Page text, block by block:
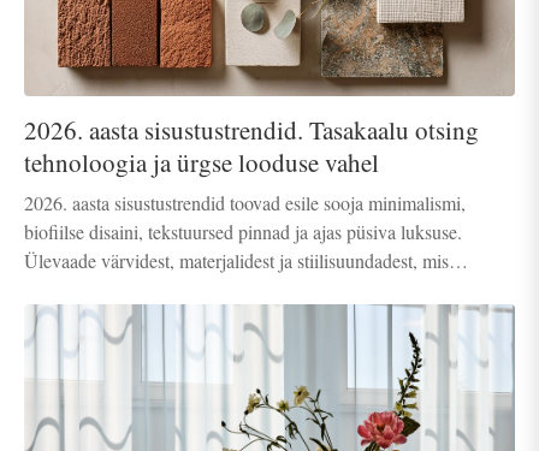
2026. aasta sisustustrendid. Tasakaalu otsing
tehnoloogia ja ürgse looduse vahel
2026. aasta sisustustrendid toovad esile sooja minimalismi,
biofiilse disaini, tekstuursed pinnad ja ajas püsiva luksuse.
Ülevaade värvidest, materjalidest ja stiilisuundadest, mis